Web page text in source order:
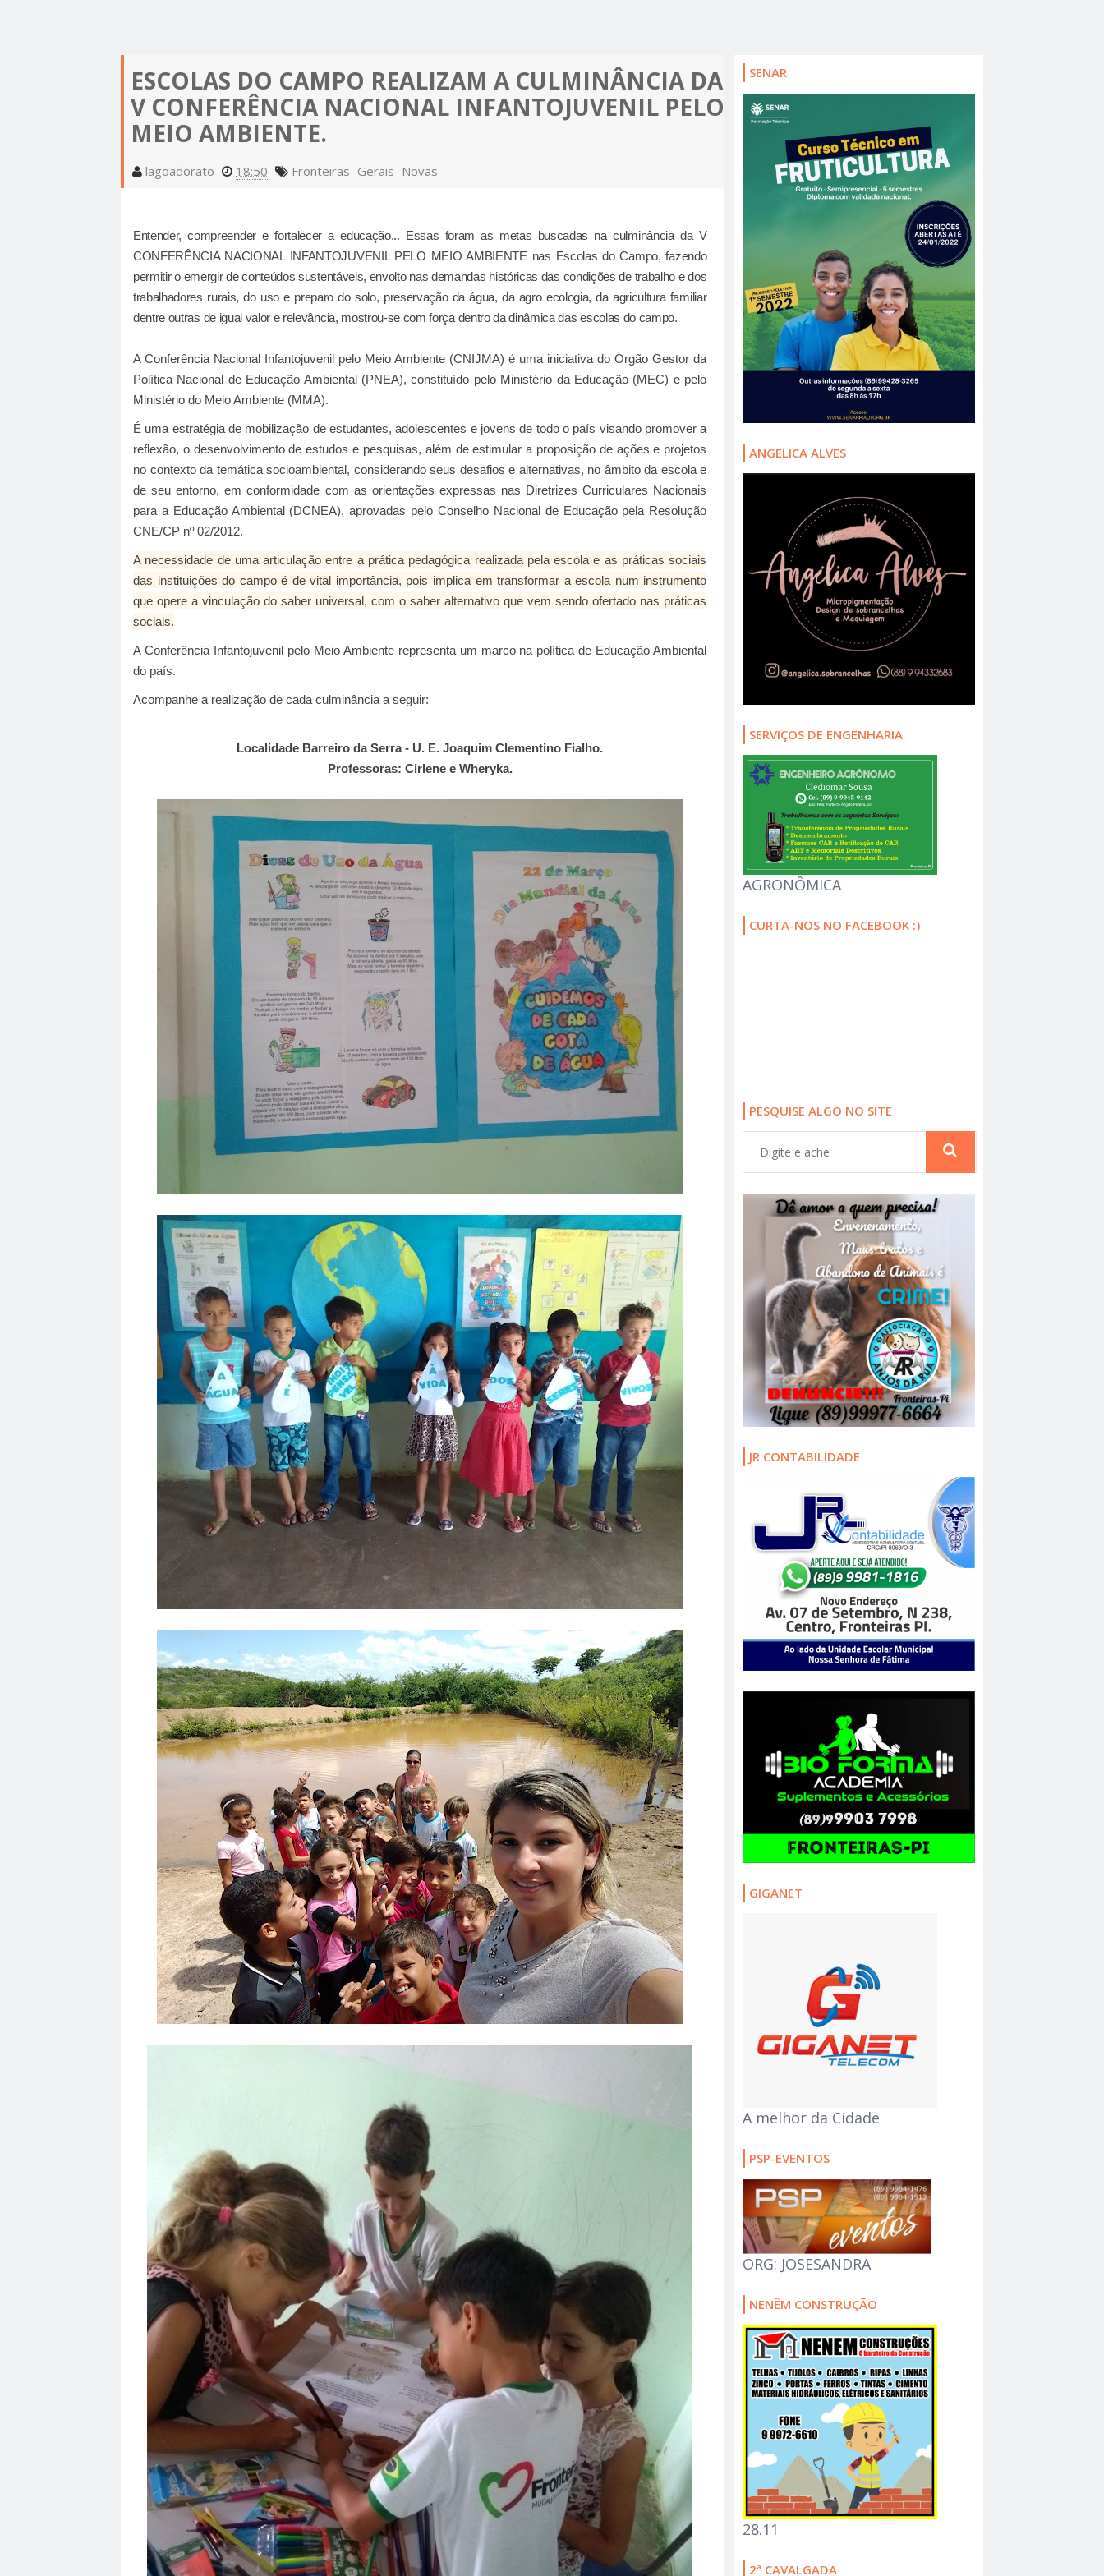
QUENTES DO BRASIL; SAIBA QUAIS!
ESTÁ CONFIRMADO: VEREADOR ZÉ ODON É PRÉ-
CANDIDATO À PREFEITO DE FRONTEIRAS PELA
OPOSIÇÃO
ZÉ ODON E GENILSON SOBRINHO DECLARAM APOIO
AO SENADOR CIRO NOGUEIRA
ESCOLAS DO CAMPO REALIZAM A CULMINÂNCIA DA
V CONFERÊNCIA NACIONAL INFANTOJUVENIL PELO
MEIO AMBIENTE.
lagoadorato 18:50 Fronteiras Gerais Novas
Entender, compreender e fortalecer a educação... Essas foram as metas buscadas na culminância da V
CONFERÊNCIA NACIONAL INFANTOJUVENIL PELO MEIO AMBIENTE nas Escolas do Campo,fazendo
permitir o emergir de conteúdos sustentáveis, envolto nas demandas históricas das condições de trabalho e dos
trabalhadores rurais, do uso e preparo do solo, preservação da água, da agro ecologia, da agricultura familiar
dentre outras de igual valor e relevância, mostrou-se com força dentro da dinâmica das escolas do campo.
A Conferência Nacional Infantojuvenil pelo Meio Ambiente (CNIJMA) é uma iniciativa do Órgão Gestor da
Política Nacional de Educação Ambiental (PNEA), constituído pelo Ministério da Educação (MEC) e pelo
Ministério do Meio Ambiente (MMA).
É uma estratégia de mobilização de estudantes, adolescentes e jovens de todo o país visando promover a
reflexão, o desenvolvimento de estudos e pesquisas, além de estimular a proposição de ações e projetos
no contexto da temática socioambiental, considerando seus desafios e alternativas, no âmbito da escola e
de seu entorno, em conformidade com as orientações expressas nas Diretrizes Curriculares Nacionais
para a Educação Ambiental (DCNEA), aprovadas pelo Conselho Nacional de Educação pela Resolução
CNE/CP nº 02/2012.
A necessidade de uma articulação entre a prática pedagógica realizada pela escola e as práticas sociais
das instituições do campo é de vital importância, pois implica em transformar a escola num instrumento
que opere a vinculação do saber universal, com o saber alternativo que vem sendo ofertado nas práticas
sociais.
A Conferência Infantojuvenil pelo Meio Ambiente representa um marco na política de Educação Ambiental
do país.
Acompanhe a realização de cada culminância a seguir:
Localidade Barreiro da Serra - U. E. Joaquim Clementino Fialho.
Professoras: Cirlene e Wheryka.
SENAR
ANGELICA ALVES
SERVIÇOS DE ENGENHARIA
AGRONÔMICA
CURTA-NOS NO FACEBOOK :)
PESQUISE ALGO NO SITE
JR CONTABILIDADE
GIGANET
A melhor da Cidade
PSP-EVENTOS
ORG: JOSESANDRA
NENÊM CONSTRUÇÃO
28.11
2ª CAVALGADA